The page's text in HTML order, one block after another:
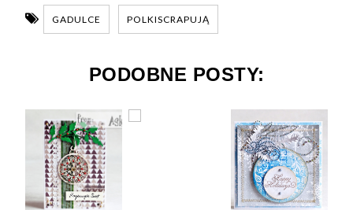
GADULCE POLKISCRAPUJĄ
PODOBNE POSTY: